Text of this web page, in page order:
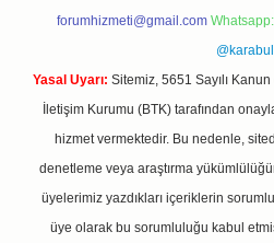
forumhizmeti@gmail.com
@karabul
Yasal Uyarı: Sitemiz, 5651 Sayılı
İletişim Kurumu (BTK) tarafından
hizmet vermektedir. Bu nedenle,
denetleme veya araştırma
üyelerimiz yazdıkları içeriklerin
üye olarak bu sorumluluğu kabul